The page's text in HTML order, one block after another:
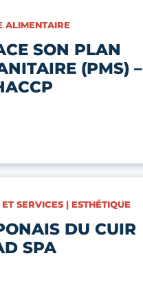
ALIMENTAIRE
SON PLAN
(PMS) –
SERVICES | ESTHÉTIQUE
DU CUIR
SPA